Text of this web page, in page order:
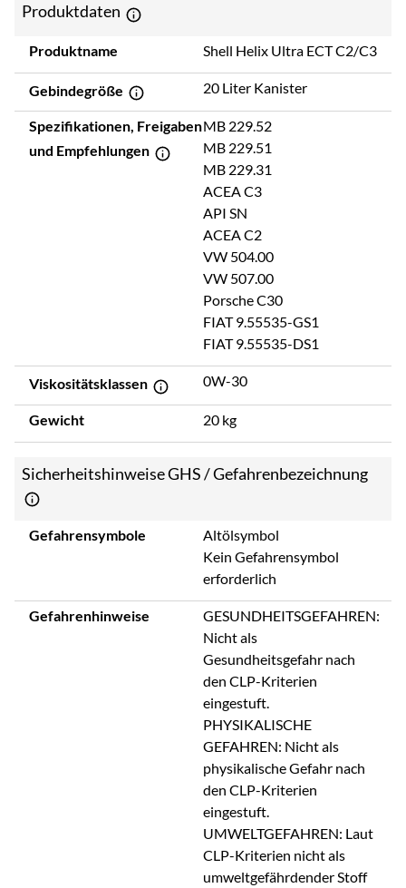
Produktdaten
Produktname Shell Helix Ultra ECT C2/C3
Gebindegröße 20 Liter Kanister
Spezifikationen, Freigaben
und Empfehlungen
MB 229.52
MB 229.51
MB 229.31
ACEA C3
API SN
ACEA C2
VW 504.00
VW 507.00
Porsche C30
FIAT 9.55535-GS1
FIAT 9.55535-DS1
Viskositätsklassen 0W-30
Gewicht 20 kg
Sicherheitshinweise GHS / Gefahrenbezeichnung
Gefahrensymbole
Altölsymbol
Kein Gefahrensymbol
erforderlich
Gefahrenhinweise
GESUNDHEITSGEFAHREN:
Nicht als
Gesundheitsgefahr nach
den CLP-Kriterien
eingestuft.
PHYSIKALISCHE
GEFAHREN: Nicht als
physikalische Gefahr nach
den CLP-Kriterien
eingestuft.
UMWELTGEFAHREN: Laut
CLP-Kriterien nicht als
umweltgefährdender Stoff